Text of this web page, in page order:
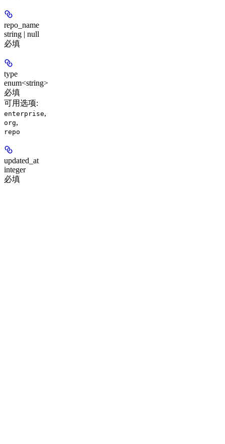
repo_name
string | null
必填
type
enum<string>
必填
可用选项:
enterprise,
org,
repo
updated_at
integer
必填